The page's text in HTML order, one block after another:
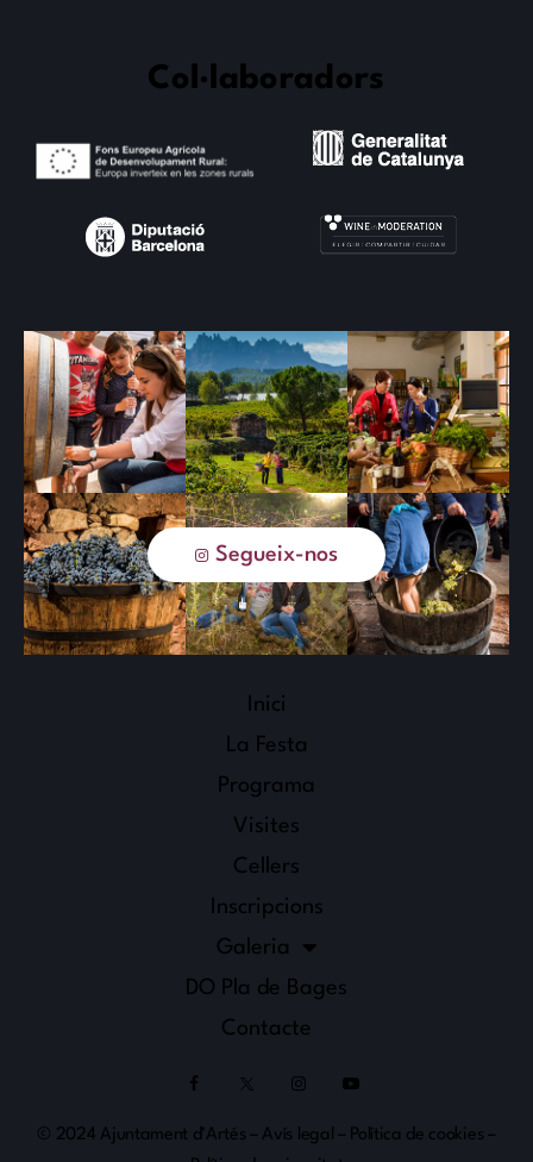
Col·laboradors
Segueix-nos
Inici
La Festa
Programa
Visites
Cellers
Inscripcions
Galeria
DO Pla de Bages
Contacte
© 2024 Ajuntament d’Artés – Avís legal – Política de cookies –